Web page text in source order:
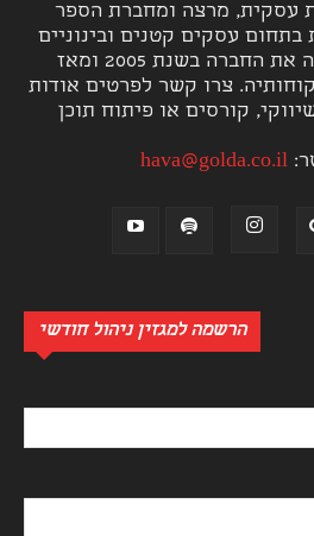
עסקית, מרצה ומחברת הספר
בתחום עסקים קטנים ובינוניים
בישראל. חוה הקימה את החברה בשנת 2005 ומאז
צרו קשר לפרטים אודות
קורסים או פיתוח תוכן
hava@golda.co.il
הרשמה למגזין ניהול חודשי